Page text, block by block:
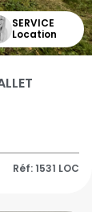
Réf: 1531 LOC
SERVICE
Location